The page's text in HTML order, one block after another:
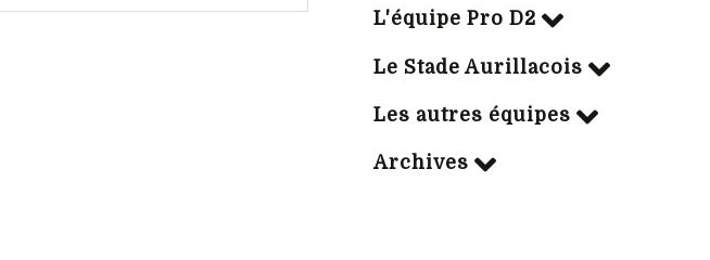
L'équipe Pro D2
Le Stade Aurillacois
Les autres équipes
Archives